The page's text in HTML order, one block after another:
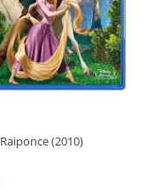
Raiponce (2010)